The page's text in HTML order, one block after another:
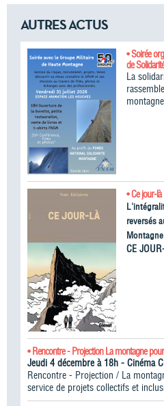
AUTRES ACTUS
• Soirée
de
La
montagne.
• Ce jour-là
reversés
CE
• Rencontre - Projection La montagne
Jeudi 4 décembre à 18h - Cinéma
Rencontre - Projection / La
service de projets collectifs et